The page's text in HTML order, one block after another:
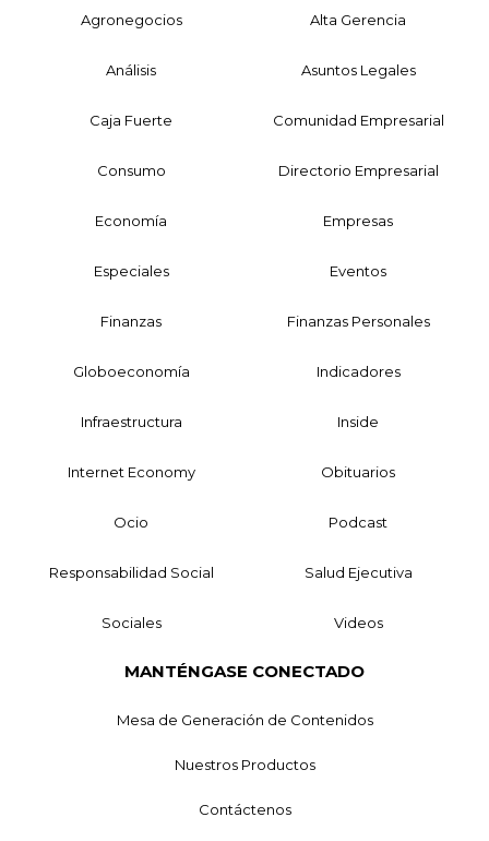
Agronegocios Alta Gerencia
Análisis Asuntos Legales
Caja Fuerte Comunidad Empresarial
Consumo Directorio Empresarial
Economía Empresas
Especiales Eventos
Finanzas Finanzas Personales
Globoeconomía Indicadores
Infraestructura Inside
Internet Economy Obituarios
Ocio Podcast
Responsabilidad Social Salud Ejecutiva
Sociales Videos
MANTÉNGASE CONECTADO
Mesa de Generación de Contenidos
Nuestros Productos
Contáctenos